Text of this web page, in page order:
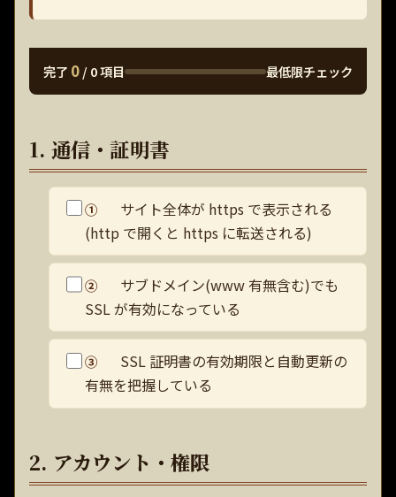
完了 0/0項目 最低限チェック
1. 通信・証明書
①
サイト全体が https で表示される
(http で開くと https に転送される)
②
サブドメイン(www 有無含む)でも
SSL が有効になっている
③
SSL 証明書の有効期限と自動更新の
有無を把握している
2. アカウント・権限